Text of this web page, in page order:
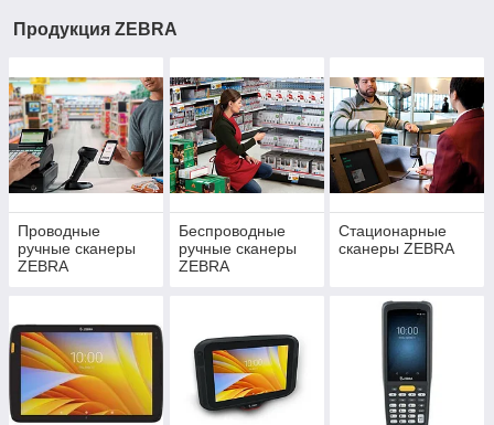
Продукция ZEBRA
Проводные
ручные сканеры
ZEBRA
Беспроводные
ручные сканеры
ZEBRA
Стационарные
сканеры ZEBRA